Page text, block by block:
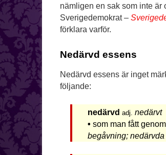
nämligen en sak som inte är
Sverigedemokrat –
förklara varför.
Nedärvd essens
Nedärvd essens är inget
följande:
nedärvd adj. nedärvt
• som man fått
begåvning;